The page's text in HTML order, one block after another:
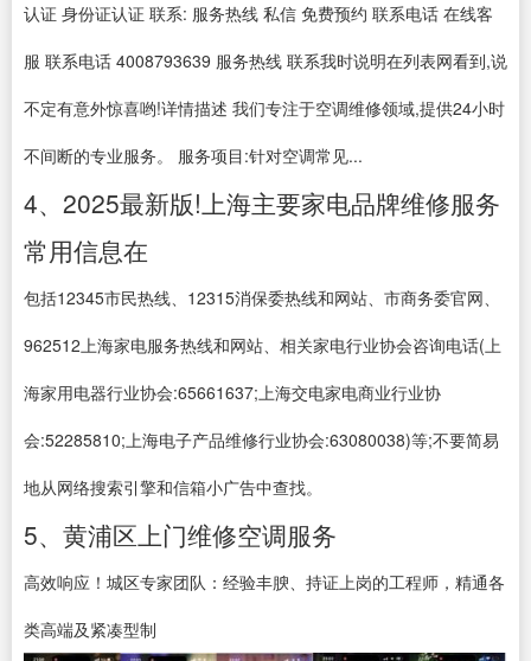
认证 身份证认证 联系: 服务热线 私信 免费预约 联系电话 在线客
服 联系电话 4008793639 服务热线 联系我时说明在列表网看到,说
不定有意外惊喜哟!详情描述 我们专注于空调维修领域,提供24小时
不间断的专业服务。 服务项目:针对空调常见...
4、2025最新版!上海主要家电品牌维修服务
常用信息在
包括12345市民热线、12315消保委热线和网站、市商务委官网、
962512上海家电服务热线和网站、相关家电行业协会咨询电话(上
海家用电器行业协会:65661637;上海交电家电商业行业协
会:52285810;上海电子产品维修行业协会:63080038)等;不要简易
地从网络搜索引擎和信箱小广告中查找。
5、黄浦区上门维修空调服务
高效响应！城区专家团队：经验丰腴、持证上岗的工程师，精通各
类高端及紧凑型制